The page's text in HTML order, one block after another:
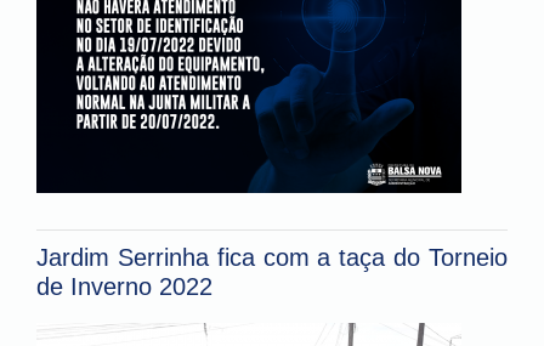
Jardim Serrinha fica com a taça do Torneio
de Inverno 2022